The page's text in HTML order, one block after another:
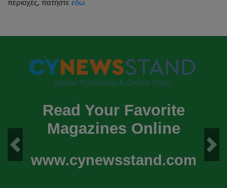
περιοχές, πατήστε εδώ
Read Your Favorite
Magazines Online
Next
www.cynewsstand.com